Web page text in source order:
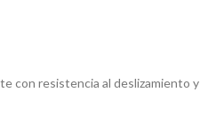
con resistencia al deslizamiento y